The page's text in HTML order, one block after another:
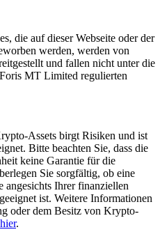
die auf dieser Webseite oder der
werden, werden von
und fallen nicht unter die
MT Limited regulierten
Assets birgt Risiken und ist
Bitte beachten Sie, dass die
keine Garantie für die
Sie sorgfältig, ob eine
Ihrer finanziellen
ist. Weitere Informationen
oder dem Besitz von Krypto-
hier.